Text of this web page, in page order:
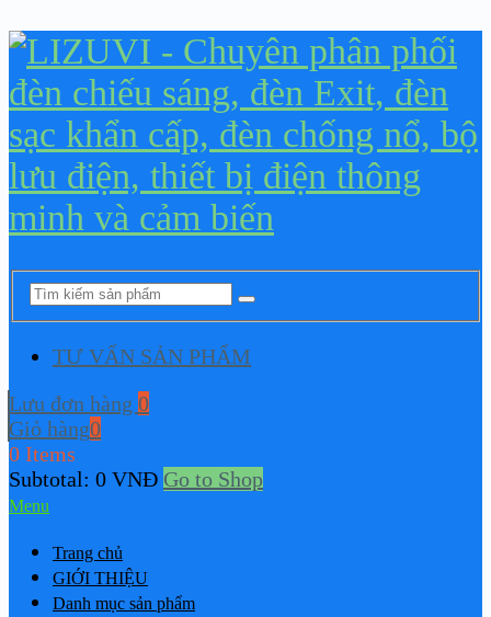
TƯ VẤN SẢN PHẨM
Lưu đơn hàng 0
Giỏ hàng0
0 Items
Subtotal: 0 VNĐ Go to Shop
Menu
Trang chủ
GIỚI THIỆU
Danh mục sản phẩm